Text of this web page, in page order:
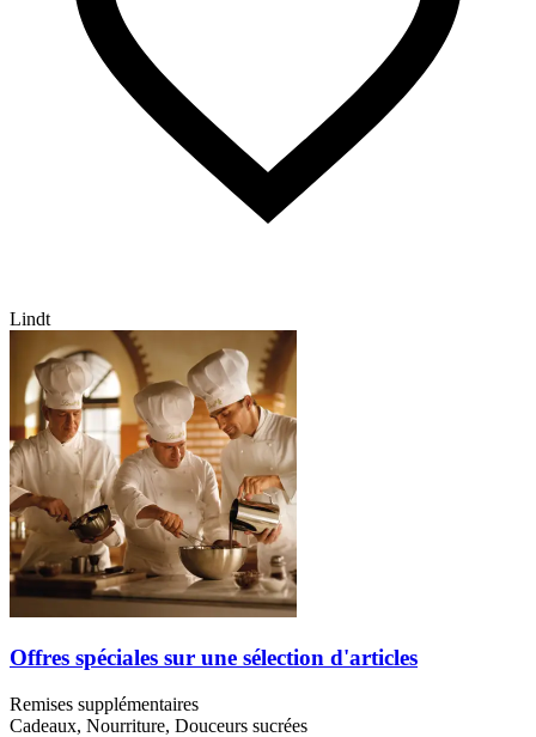
Lindt
Offres spéciales sur une sélection d'articles
Remises supplémentaires
Cadeaux, Nourriture, Douceurs sucrées